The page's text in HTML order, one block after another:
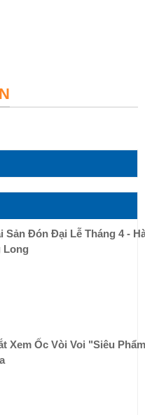
Sản Đón Đại Lễ Tháng 4 -
Long
Xem Ốc Vòi Voi "siêu